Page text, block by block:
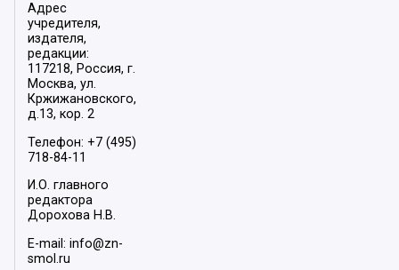
Адрес
учредителя,
издателя,
редакции:
117218, Россия, г.
Москва, ул.
Кржижановского,
д.13, кор. 2
Телефон: +7 (495)
718-84-11
И.О. главного
редактора
Дорохова Н.В.
E-mail: info@zn-
smol.ru